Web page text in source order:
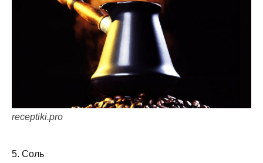
receptiki.pro
5. Соль